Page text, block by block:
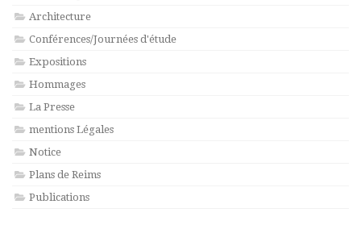
Architecture
Conférences/Journées d'étude
Expositions
Hommages
La Presse
mentions Légales
Notice
Plans de Reims
Publications